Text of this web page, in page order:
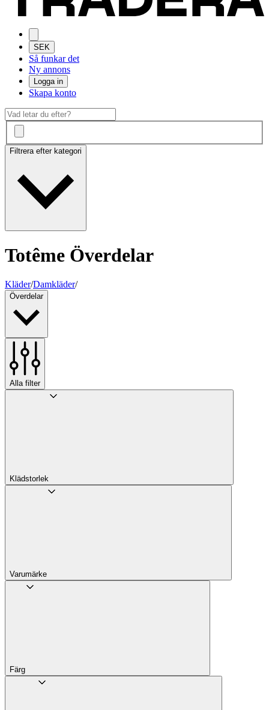
SEK
Så funkar det
Ny annons
Logga in
Skapa konto
Filtrera efter kategori
Totême Överdelar
Kläder/Damkläder/
Överdelar
Alla filter
Klädstorlek
Varumärke
Färg